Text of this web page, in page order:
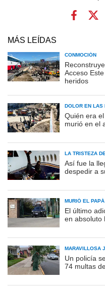
MÁS LEÍDAS
CONMOCIÓN
Acceso
heridos
DOLOR EN LAS
Quién era
murió en el
LA TRISTEZA
Así fue la
despedir a
MURIÓ EL
El último
en absoluto
MARAVILLOSA
Un policía
74 multas